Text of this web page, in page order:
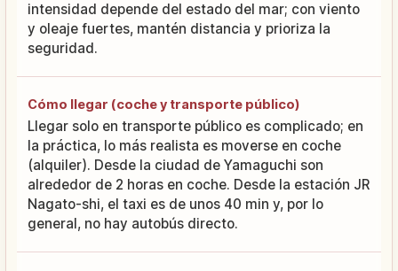
intensidad depende del estado del mar; con viento
y oleaje fuertes, mantén distancia y prioriza la
seguridad.
Cómo llegar (coche y transporte público)
Llegar solo en transporte público es complicado; en
la práctica, lo más realista es moverse en coche
(alquiler). Desde la ciudad de Yamaguchi son
alrededor de 2 horas en coche. Desde la estación JR
Nagato-shi, el taxi es de unos 40 min y, por lo
general, no hay autobús directo.